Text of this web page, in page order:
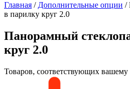
Главная / Дополнительные опции /
в парилку круг 2.0
Панорамный
круг 2.0
Товаров, соответствующих вашему